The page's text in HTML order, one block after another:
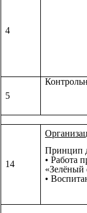
4
5
14
Принцип
• Работа
«Зелёный
•